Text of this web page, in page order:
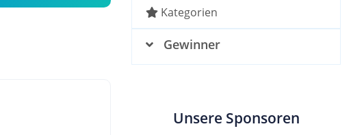
Kategorien
Gewinner
Unsere Sponsoren